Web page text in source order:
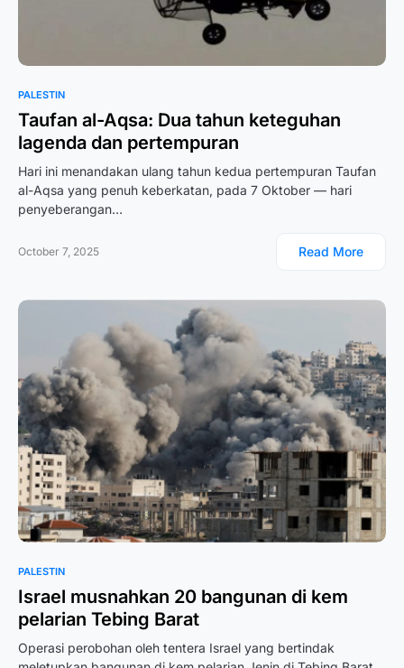
PALESTIN
Taufan al-Aqsa: Dua tahun keteguhan
lagenda dan pertempuran
Hari ini menandakan ulang tahun kedua pertempuran Taufan
al-Aqsa yang penuh keberkatan, pada 7 Oktober — hari
penyeberangan…
October 7, 2025 Read More
PALESTIN
Israel musnahkan 20 bangunan di kem
pelarian Tebing Barat
Operasi perobohan oleh tentera Israel yang bertindak